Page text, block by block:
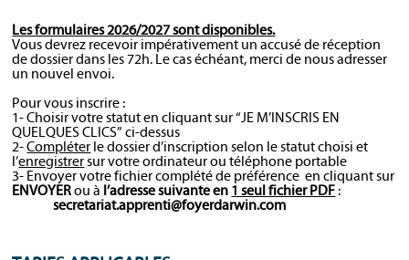
Les formulaires 2026/2027 sont disponibles.
Vous devrez recevoir impérativement un accusé de réception
de dossier dans les 72h. Le cas échéant, merci de nous adresser
un nouvel envoi.
Pour vous inscrire :
1- Choisir votre statut en cliquant sur “JE M’INSCRIS EN
QUELQUES CLICS” ci-dessus
2-Compléter le dossier d’inscription selon le statut choisi et
l’enregistrersur votre ordinateur ou téléphone portable
3- Envoyer votre fichier complété de préférence en cliquant sur
ENVOYERou à l’adresse suivante en 1 seul fichier PDF :
secretariat.apprenti@foyerdarwin.com